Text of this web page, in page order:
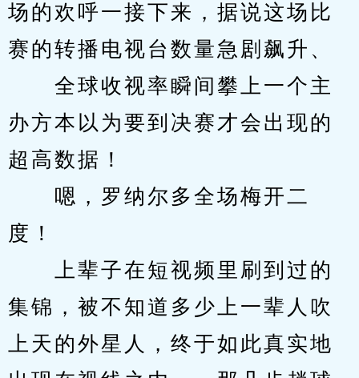
场的欢呼一接下来，据说这场比
赛的转播电视台数量急剧飙升、
全球收视率瞬间攀上一个主
办方本以为要到决赛才会出现的
超高数据！
嗯，罗纳尔多全场梅开二
度！
上辈子在短视频里刷到过的
集锦，被不知道多少上一辈人吹
上天的外星人，终于如此真实地